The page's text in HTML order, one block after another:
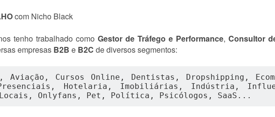
com Nicho Black
tenho trabalhado como Gestor de Tráfego e Performance, Consultor
empresas B2B e B2C de diversos segmentos:
Aviação, Cursos Online, Dentistas, Dropshipping,
Hotelaria, Imobiliárias, Indústria,
Locais, Onlyfans, Pet, Política, Psicólogos, SaaS...